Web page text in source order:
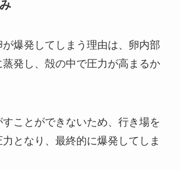
爆発してしまう理由は、卵内部
発し、殻の中で圧力が高まるか
ことができないため、行き場を
となり、最終的に爆発してしま